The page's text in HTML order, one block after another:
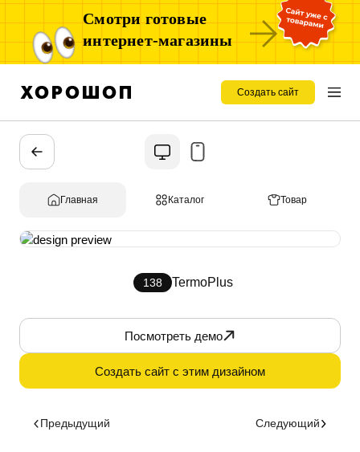
Смотри готовые
интернет-магазины
Создать сайт
Главная Каталог Товар
138 TermoPlus
Посмотреть демо
Создать сайт с этим дизайном
Предыдущий Следующий